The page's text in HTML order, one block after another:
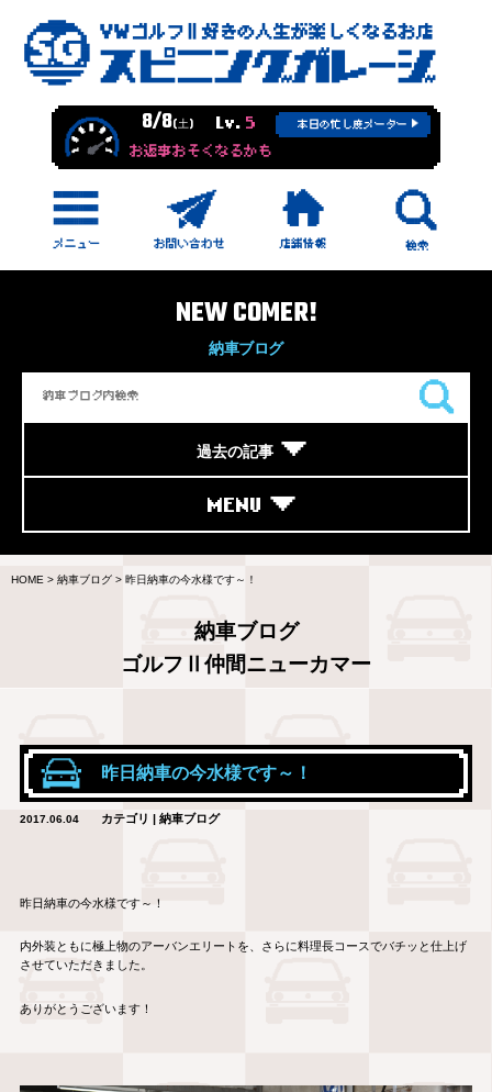
8/8(土) Lv. 5 本日の忙し度メーター
お返事おそくなるかも
NEW COMER!
納車ブログ
過去の記事
MENU
HOME > 納車ブログ > 昨日納車の今水様です～！
納車ブログ
ゴルフⅡ仲間ニューカマー
昨日納車の今水様です～！
2017.06.04 カテゴリ | 納車ブログ
昨日納車の今水様です～！
内外装ともに極上物のアーバンエリートを、さらに料理長コースでバチッと仕上げ
させていただきました。
ありがとうございます！